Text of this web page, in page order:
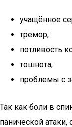
учащённое
тремор;
потливость
тошнота;
проблемы с
Так как боли в
панической атаки,